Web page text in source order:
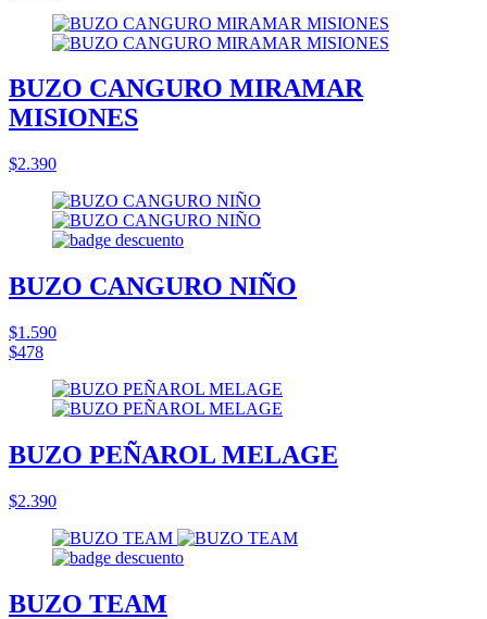
BUZO CANGURO MIRAMAR
MISIONES
$2.390
BUZO CANGURO NIÑO
$1.590
$478
BUZO PEÑAROL MELAGE
$2.390
BUZO TEAM